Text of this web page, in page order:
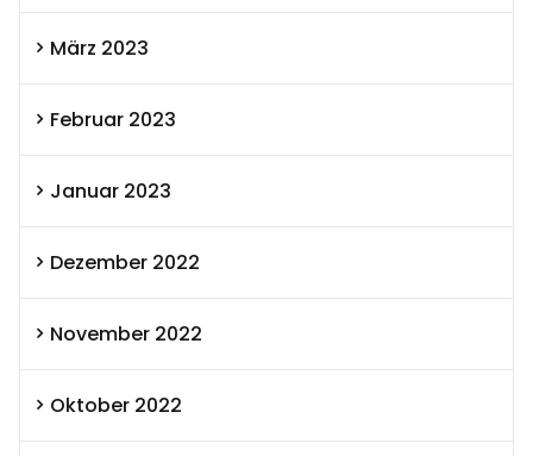
März 2023
Februar 2023
Januar 2023
Dezember 2022
November 2022
Oktober 2022